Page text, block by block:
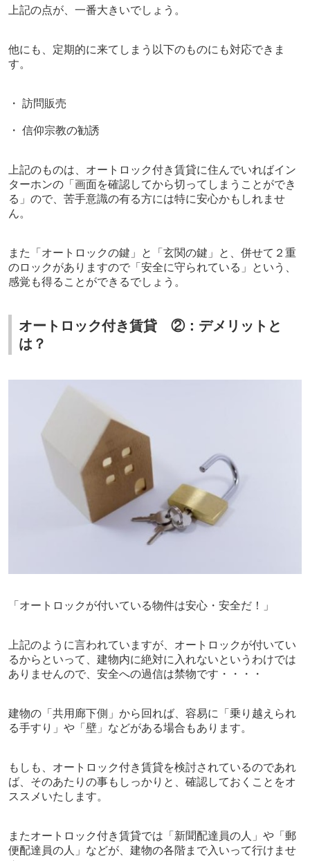
上記の点が、一番大きいでしょう。
他にも、定期的に来てしまう以下のものにも対応できま
す。
・ 訪問販売
・ 信仰宗教の勧誘
上記のものは、オートロック付き賃貸に住んでいればイン
ターホンの「画面を確認してから切ってしまうことができ
る」ので、苦手意識の有る方には特に安心かもしれませ
ん。
また「オートロックの鍵」と「玄関の鍵」と、併せて２重
のロックがありますので「安全に守られている」という、
感覚も得ることができるでしょう。
オートロック付き賃貸 ②：デメリットと
は？
「オートロックが付いている物件は安心・安全だ！」
上記のように言われていますが、オートロックが付いてい
るからといって、建物内に絶対に入れないというわけでは
ありませんので、安全への過信は禁物です・・・・
建物の「共用廊下側」から回れば、容易に「乗り越えられ
る手すり」や「壁」などがある場合もあります。
もしも、オートロック付き賃貸を検討されているのであれ
ば、そのあたりの事もしっかりと、確認しておくことをオ
ススメいたします。
またオートロック付き賃貸では「新聞配達員の人」や「郵
便配達員の人」などが、建物の各階まで入いって行けませ